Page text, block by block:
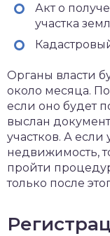
Акт о
участка
Органы власти
около месяца.
если оно будет
выслан
участков. А если
недвижимость,
пройти
только после